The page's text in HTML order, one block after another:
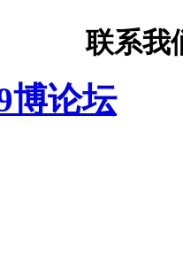
联系我
博论坛